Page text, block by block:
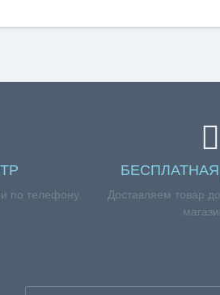
по телефону
Доставляем товар